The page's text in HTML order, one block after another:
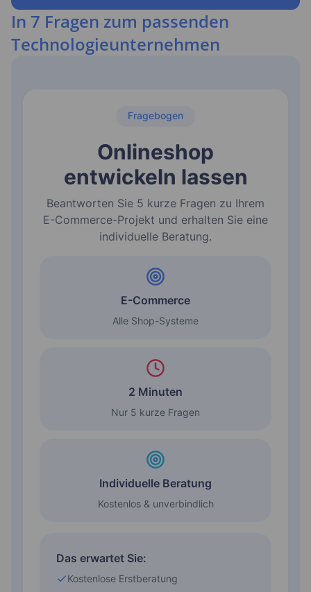
In 7 Fragen zum passenden
Technologieunternehmen